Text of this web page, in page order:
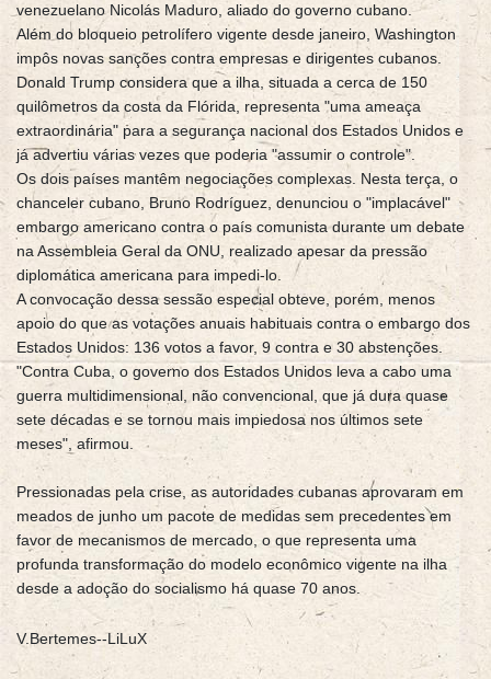
venezuelano Nicolás Maduro, aliado do governo cubano.
Além do bloqueio petrolífero vigente desde janeiro, Washington
impôs novas sanções contra empresas e dirigentes cubanos.
Donald Trump considera que a ilha, situada a cerca de 150
quilômetros da costa da Flórida, representa "uma ameaça
extraordinária" para a segurança nacional dos Estados Unidos e
já advertiu várias vezes que poderia "assumir o controle".
Os dois países mantêm negociações complexas. Nesta terça, o
chanceler cubano, Bruno Rodríguez, denunciou o "implacável"
embargo americano contra o país comunista durante um debate
na Assembleia Geral da ONU, realizado apesar da pressão
diplomática americana para impedi-lo.
A convocação dessa sessão especial obteve, porém, menos
apoio do que as votações anuais habituais contra o embargo dos
Estados Unidos: 136 votos a favor, 9 contra e 30 abstenções.
"Contra Cuba, o governo dos Estados Unidos leva a cabo uma
guerra multidimensional, não convencional, que já dura quase
sete décadas e se tornou mais impiedosa nos últimos sete
meses", afirmou.
Pressionadas pela crise, as autoridades cubanas aprovaram em
meados de junho um pacote de medidas sem precedentes em
favor de mecanismos de mercado, o que representa uma
profunda transformação do modelo econômico vigente na ilha
desde a adoção do socialismo há quase 70 anos.
V.Bertemes--LiLuX